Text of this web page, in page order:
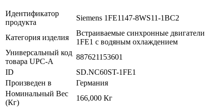
Идентификатор
продукта
Siemens 1FE1147-8WS11-1BC2
Категория изделия
Встраиваемые синхронные двигатели
1FE1 с водяным охлаждением
Универсальный код
товара UPC-A
887621153601
ID
SD.NC60ST-1FE1
Произведен в
Германия
Номинальный Вес
(Кг)
166,000 Кг